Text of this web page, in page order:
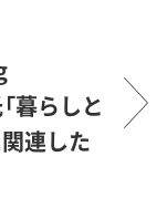
孝1-2 髙
島屋と
家―近代
の結晶
島屋と
暮らしと
連した